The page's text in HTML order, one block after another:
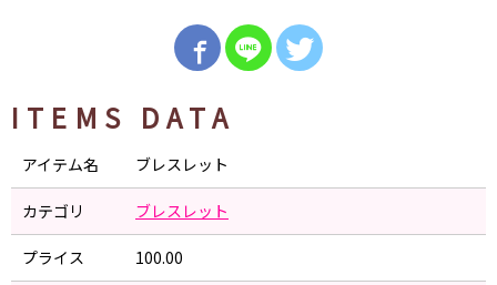
ITEMS DATA
アイテム名 ブレスレット
カテゴリ ブレスレット
プライス 100.00